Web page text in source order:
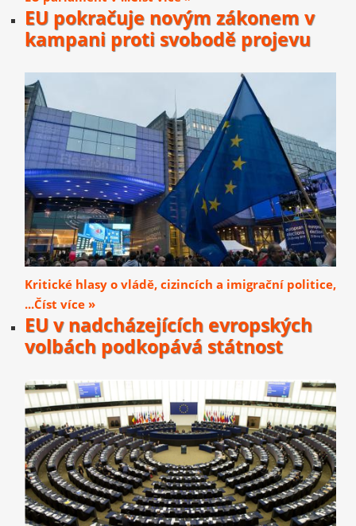
EU pokračuje novým zákonem v
kampani proti svobodě projevu
Kritické hlasy o vládě, cizincích a imigrační politice,
...Číst více »
EU v nadcházejících evropských
volbách podkopává státnost